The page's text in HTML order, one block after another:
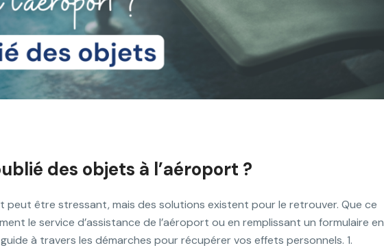
des objets à l’aéroport ?
peut être stressant, mais des solutions existent pour le retrouver. Que ce
le service d’assistance de l’aéroport ou en remplissant un formulaire en
à travers les démarches pour récupérer vos effets personnels. 1.